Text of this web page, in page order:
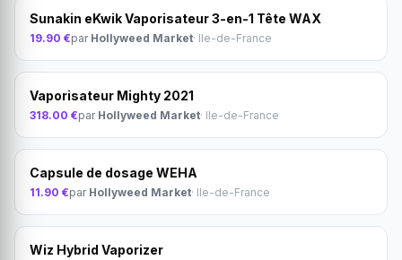
Sunakin eKwik Vaporisateur 3-en-1 Tête WAX
19.90 €par Hollyweed Market· Ile-de-France
Vaporisateur Mighty 2021
318.00 €par Hollyweed Market· Ile-de-France
Capsule de dosage WEHA
11.90 €par Hollyweed Market· Ile-de-France
Wiz Hybrid Vaporizer